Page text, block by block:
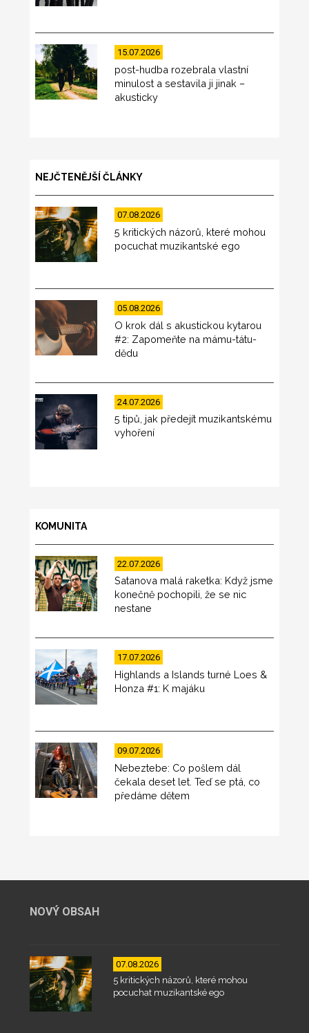
15.07.2026
post-hudba rozebrala vlastní
minulost a sestavila ji jinak –
akusticky
NEJČTENĚJŠÍ ČLÁNKY
07.08.2026
5 kritických názorů, které mohou
pocuchat muzikantské ego
05.08.2026
O krok dál s akustickou kytarou
#2: Zapomeňte na mámu-tátu-
dědu
24.07.2026
5 tipů, jak předejít muzikantskému
vyhoření
KOMUNITA
22.07.2026
Satanova malá raketka: Když jsme
konečně pochopili, že se nic
nestane
17.07.2026
Highlands a Islands turné Loes &
Honza #1: K majáku
09.07.2026
Nebeztebe: Co pošlem dál
čekala deset let. Teď se ptá, co
předáme dětem
NOVÝ OBSAH
07.08.2026
5 kritických názorů, které mohou
pocuchat muzikantské ego